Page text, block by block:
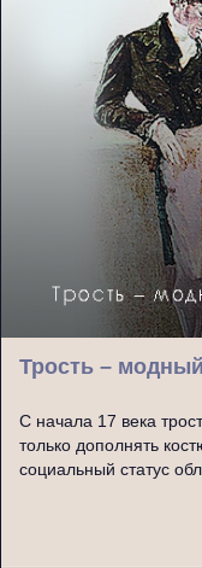
Трость –
С начала 17 века
только дополнять
социальный статус